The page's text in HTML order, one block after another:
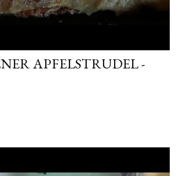
APFELSTRUDEL -